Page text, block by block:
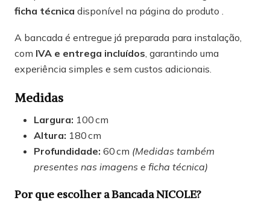
ficha técnica disponível na página do produto .
A bancada é entregue já preparada para instalação,
com IVA e entrega incluídos, garantindo uma
experiência simples e sem custos adicionais.
Medidas
Largura: 100 cm
Altura: 180 cm
Profundidade: 60 cm (Medidas também
presentes nas imagens e ficha técnica)
Por que escolher a Bancada NICOLE?